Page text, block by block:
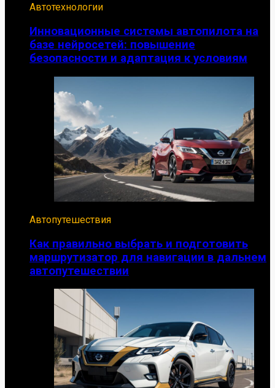
Автотехнологии
Инновационные системы автопилота на
базе нейросетей: повышение
безопасности и адаптация к условиям
Автопутешествия
Как правильно выбрать и подготовить
маршрутизатор для навигации в дальнем
автопутешествии